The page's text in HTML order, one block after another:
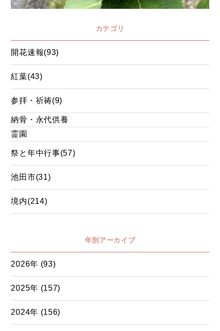
カテゴリ
開花速報(93)
紅葉(43)
参拝・祈祷(9)
納骨・永代供養
霊園
祭と年中行事(57)
池田市(31)
境内(214)
年別アーカイブ
2026年 (93)
2025年 (157)
2024年 (156)